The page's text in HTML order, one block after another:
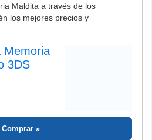
Maldita a través de los
los mejores precios y
Memoria
3DS
Comprar